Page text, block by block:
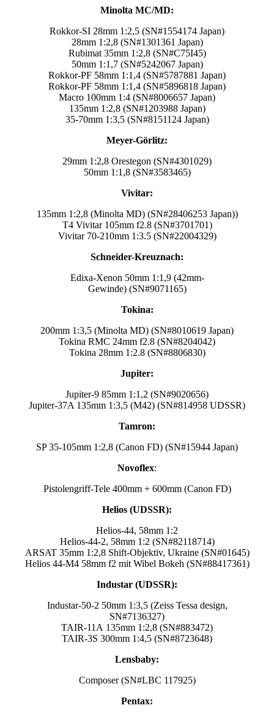
Minolta MC/MD:
Rokkor-SI 28mm 1:2,5 (SN#1554174 Japan)
28mm 1:2,8 (SN#1301361 Japan)
Rubimat 35mm 1:2,8 (SN#C75I45)
50mm 1:1,7 (SN#5242067 Japan)
Rokkor-PF 58mm 1:1,4 (SN#5787881 Japan)
Rokkor-PF 58mm 1:1,4 (SN#5896818 Japan)
Macro 100mm 1:4 (SN#8006657 Japan)
135mm 1:2,8 (SN#1203988 Japan)
35-70mm 1:3,5 (SN#8151124 Japan)
Meyer-Görlitz:
29mm 1:2,8 Orestegon (SN#4301029)
50mm 1:1,8 (SN#3583465)
Vivitar:
135mm 1:2,8 (Minolta MD) (SN#28406253 Japan))
T4 Vivitar 105mm f2.8 (SN#3701701)
Vivitar 70-210mm 1:3.5 (SN#22004329)
Schneider-Kreuznach:
Edixa-Xenon 50mm 1:1,9 (42mm-
Gewinde) (SN#9071165)
Tokina:
200mm 1:3,5 (Minolta MD) (SN#8010619 Japan)
Tokina RMC 24mm f2.8 (SN#8204042)
Tokina 28mm 1:2.8 (SN#8806830)
Jupiter:
Jupiter-9 85mm 1:1,2 (SN#9020656)
Jupiter-37A 135mm 1:3,5 (M42) (SN#814958 UDSSR)
Tamron:
SP 35-105mm 1:2,8 (Canon FD) (SN#15944 Japan)
Novoflex:
Pistolengriff-Tele 400mm + 600mm (Canon FD)
Helios (UDSSR):
Helios-44, 58mm 1:2
Helios-44-2, 58mm 1:2 (SN#82118714)
ARSAT 35mm 1:2,8 Shift-Objektiv, Ukraine (SN#01645)
Helios 44-M4 58mm f2 mit Wibel Bokeh (SN#88417361)
Industar (UDSSR):
Industar-50-2 50mm 1:3,5 (Zeiss Tessa design,
SN#7136327)
TAIR-11A 135mm 1:2,8 (SN#883472)
TAIR-3S 300mm 1:4,5 (SN#8723648)
Lensbaby:
Composer (SN#LBC 117925)
Pentax: